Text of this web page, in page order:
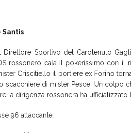
Santis
Direttore Sportivo del Carotenuto
rossonero cala il pokerissimo con il
Criscitiello il portiere ex Forino
scacchiere di mister Pesce. Un colpo
la dirigenza rossonera ha ufficializzato
96 attaccante;